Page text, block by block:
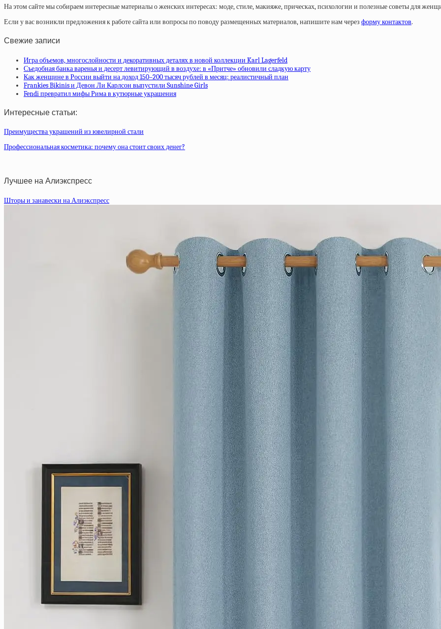
На этом сайте мы собираем интересные материалы о женских интересах: моде, стиле, макияже, прическах, психологии и полезные советы для
Если у вас возникли предложения к работе сайта или вопросы по поводу размещенных материалов, напишите нам через форму контактов.
Свежие записи
Игра объемов, многослойности и декоративных деталях в новой коллекции Karl Lagerfeld
Съедобная банка варенья и десерт левитирующий в воздухе: в «Притче» обновили сладкую карту
Как женщине в России выйти на доход 150–200 тысяч рублей в месяц: реалистичный план
Frankies Bikinis и Девон Ли Карлсон выпустили Sunshine Girls
Fendi превратил мифы Рима в кутюрные украшения
Интересные статьи:
Преимущества украшений из ювелирной стали
Профессиональная косметика: почему она стоит своих денег?
Лучшее на Алиэкспресс
Шторы и занавески на Алиэкспресс